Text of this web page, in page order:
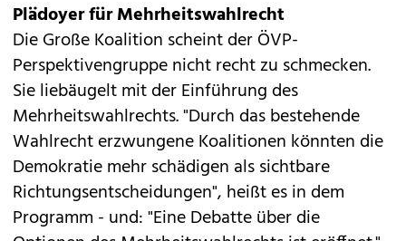
Plädoyer für Mehrheitswahlrecht
Die Große Koalition scheint der ÖVP-
Perspektivengruppe nicht recht zu schmecken.
Sie liebäugelt mit der Einführung des
Mehrheitswahlrechts. "Durch das bestehende
Wahlrecht erzwungene Koalitionen könnten die
Demokratie mehr schädigen als sichtbare
Richtungsentscheidungen", heißt es in dem
Programm - und: "Eine Debatte über die